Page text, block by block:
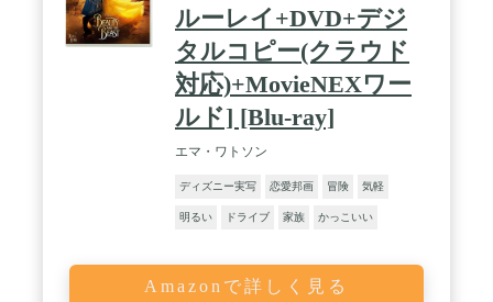
ルーレイ+DVD+デジ
タルコピー(クラウド
対応)+MovieNEXワー
ルド] [Blu-ray]
エマ・ワトソン
ディズニー実写 恋愛邦画 冒険 気軽
明るい ドライブ 家族 かっこいい
Amazonで詳しく見る